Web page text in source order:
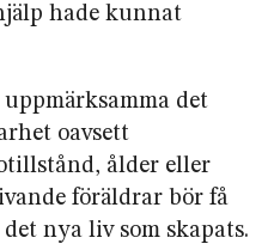
hade kunnat
det
oavsett
ålder eller
föräldrar bör få
nya liv som skapats.